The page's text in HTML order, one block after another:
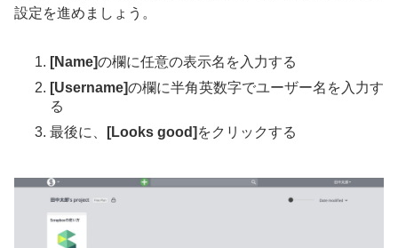
設定を進めましょう。
[Name]の欄に任意の表示名を入力する
[Username]の欄に半角英数字でユーザー名を入力す
る
最後に、
[Looks good] をクリックする